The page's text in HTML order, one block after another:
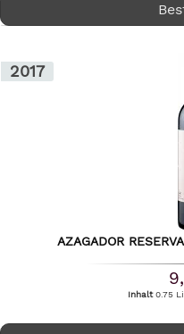
2017
AZAGADOR
Inhalt0.75